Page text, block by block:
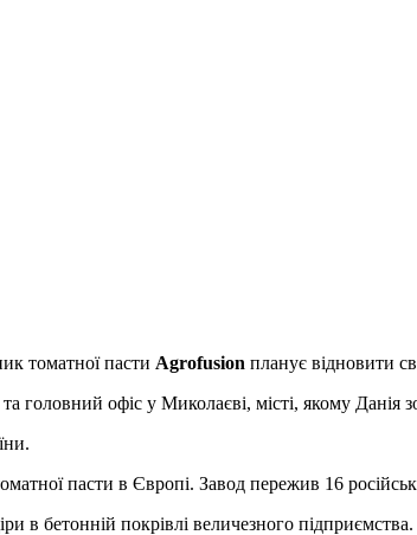
томатної пасти Agrofusion планує відновити
головний офіс у Миколаєві, місті, якому Данія
пасти в Європі. Завод пережив 16
в бетонній покрівлі величезного